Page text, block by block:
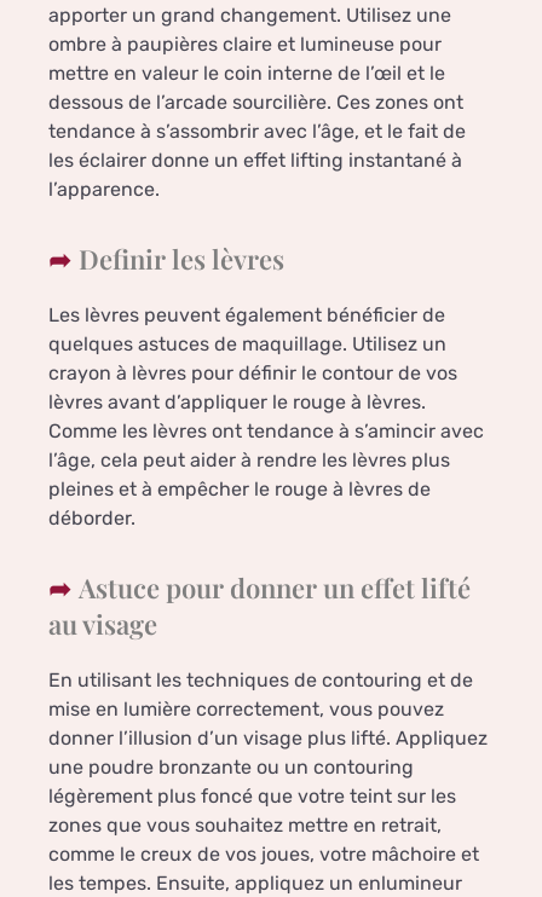
apporter un grand changement. Utilisez une
ombre à paupières claire et lumineuse pour
mettre en valeur le coin interne de l’œil et le
dessous de l’arcade sourcilière. Ces zones ont
tendance à s’assombrir avec l’âge, et le fait de
les éclairer donne un effet lifting instantané à
l’apparence.
Definir les lèvres
Les lèvres peuvent également bénéficier de
quelques astuces de maquillage. Utilisez un
crayon à lèvres pour définir le contour de vos
lèvres avant d’appliquer le rouge à lèvres.
Comme les lèvres ont tendance à s’amincir avec
l’âge, cela peut aider à rendre les lèvres plus
pleines et à empêcher le rouge à lèvres de
déborder.
Astuce pour donner un effet lifté
au visage
En utilisant les techniques de contouring et de
mise en lumière correctement, vous pouvez
donner l’illusion d’un visage plus lifté. Appliquez
une poudre bronzante ou un contouring
légèrement plus foncé que votre teint sur les
zones que vous souhaitez mettre en retrait,
comme le creux de vos joues, votre mâchoire et
les tempes. Ensuite, appliquez un enlumineur